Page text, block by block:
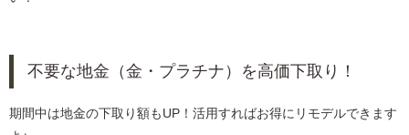
不要な地金（金・プラチナ）を高価下取り！
期間中は地金の下取り額もUP！活用すればお得にリモデルできます